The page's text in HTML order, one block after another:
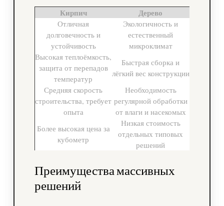
Кирпич Дерево
Отличная
долговечность и
устойчивость
Экологичность и
естественный
микроклимат
Высокая теплоёмкость,
защита от перепадов
температур
Быстрая сборка и
лёгкий вес конструкции
Средняя скорость
строительства, требует
опыта
Необходимость
регулярной обработки
от влаги и насекомых
Более высокая цена за
кубометр
Низкая стоимость
отдельных типовых
решений
Преимущества массивных
решений